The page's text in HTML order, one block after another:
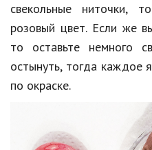
свекольные ниточки,
розовый цвет. Если же
то оставьте немного
остынуть, тогда каждое
по окраске.